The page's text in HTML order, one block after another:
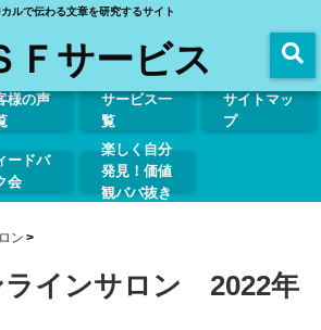
ルで伝わる文章を研究するサイト
Ｆサービス
様の声
サービス一
覧
サイトマッ
プ
ードバ
会
楽しく自分
発見！価値
観ババ抜き
ン
ラインサロン 2022年